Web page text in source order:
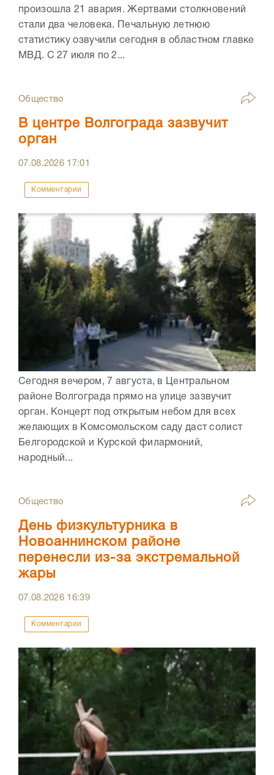
произошла 21 авария. Жертвами столкновений
стали два человека. Печальную летнюю
статистику озвучили сегодня в областном главке
МВД. С 27 июля по 2...
Общество
В центре Волгограда зазвучит
орган
07.08.2026 17:01
Комментарии
Сегодня вечером, 7 августа, в Центральном
районе Волгограда прямо на улице зазвучит
орган. Концерт под открытым небом для всех
желающих в Комсомольском саду даст солист
Белгородской и Курской филармоний,
народный...
Общество
День физкультурника в
Новоаннинском районе
перенесли из-за экстремальной
жары
07.08.2026 16:39
Комментарии